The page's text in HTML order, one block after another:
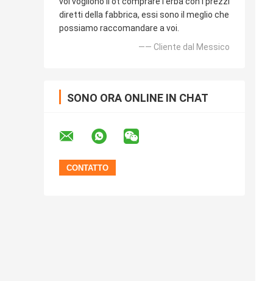
diretti della fabbrica, essi sono il meglio che
possiamo raccomandare a voi.
—— Cliente dal Messico
SONO ORA ONLINE IN CHAT